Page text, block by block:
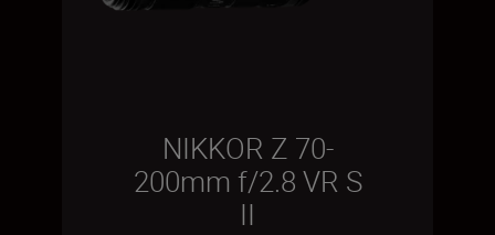
NIKKOR Z 70-
200mm f/2.8 VR S
II